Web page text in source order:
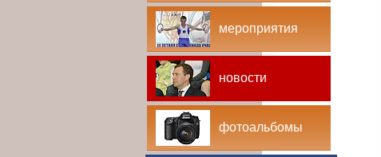
мероприятия
новости
фотоальбомы